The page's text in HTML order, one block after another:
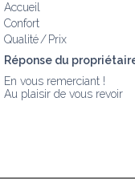
Accueil
Confort
Qualité / Prix
Réponse du
En vous remerciant !
Au plaisir de vous revoir